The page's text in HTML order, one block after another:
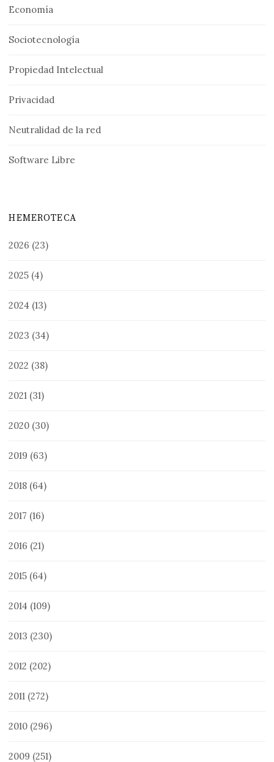
Economía
Sociotecnología
Propiedad Intelectual
Privacidad
Neutralidad de la red
Software Libre
HEMEROTECA
2026 (23)
2025 (4)
2024 (13)
2023 (34)
2022 (38)
2021 (31)
2020 (30)
2019 (63)
2018 (64)
2017 (16)
2016 (21)
2015 (64)
2014 (109)
2013 (230)
2012 (202)
2011 (272)
2010 (296)
2009 (251)